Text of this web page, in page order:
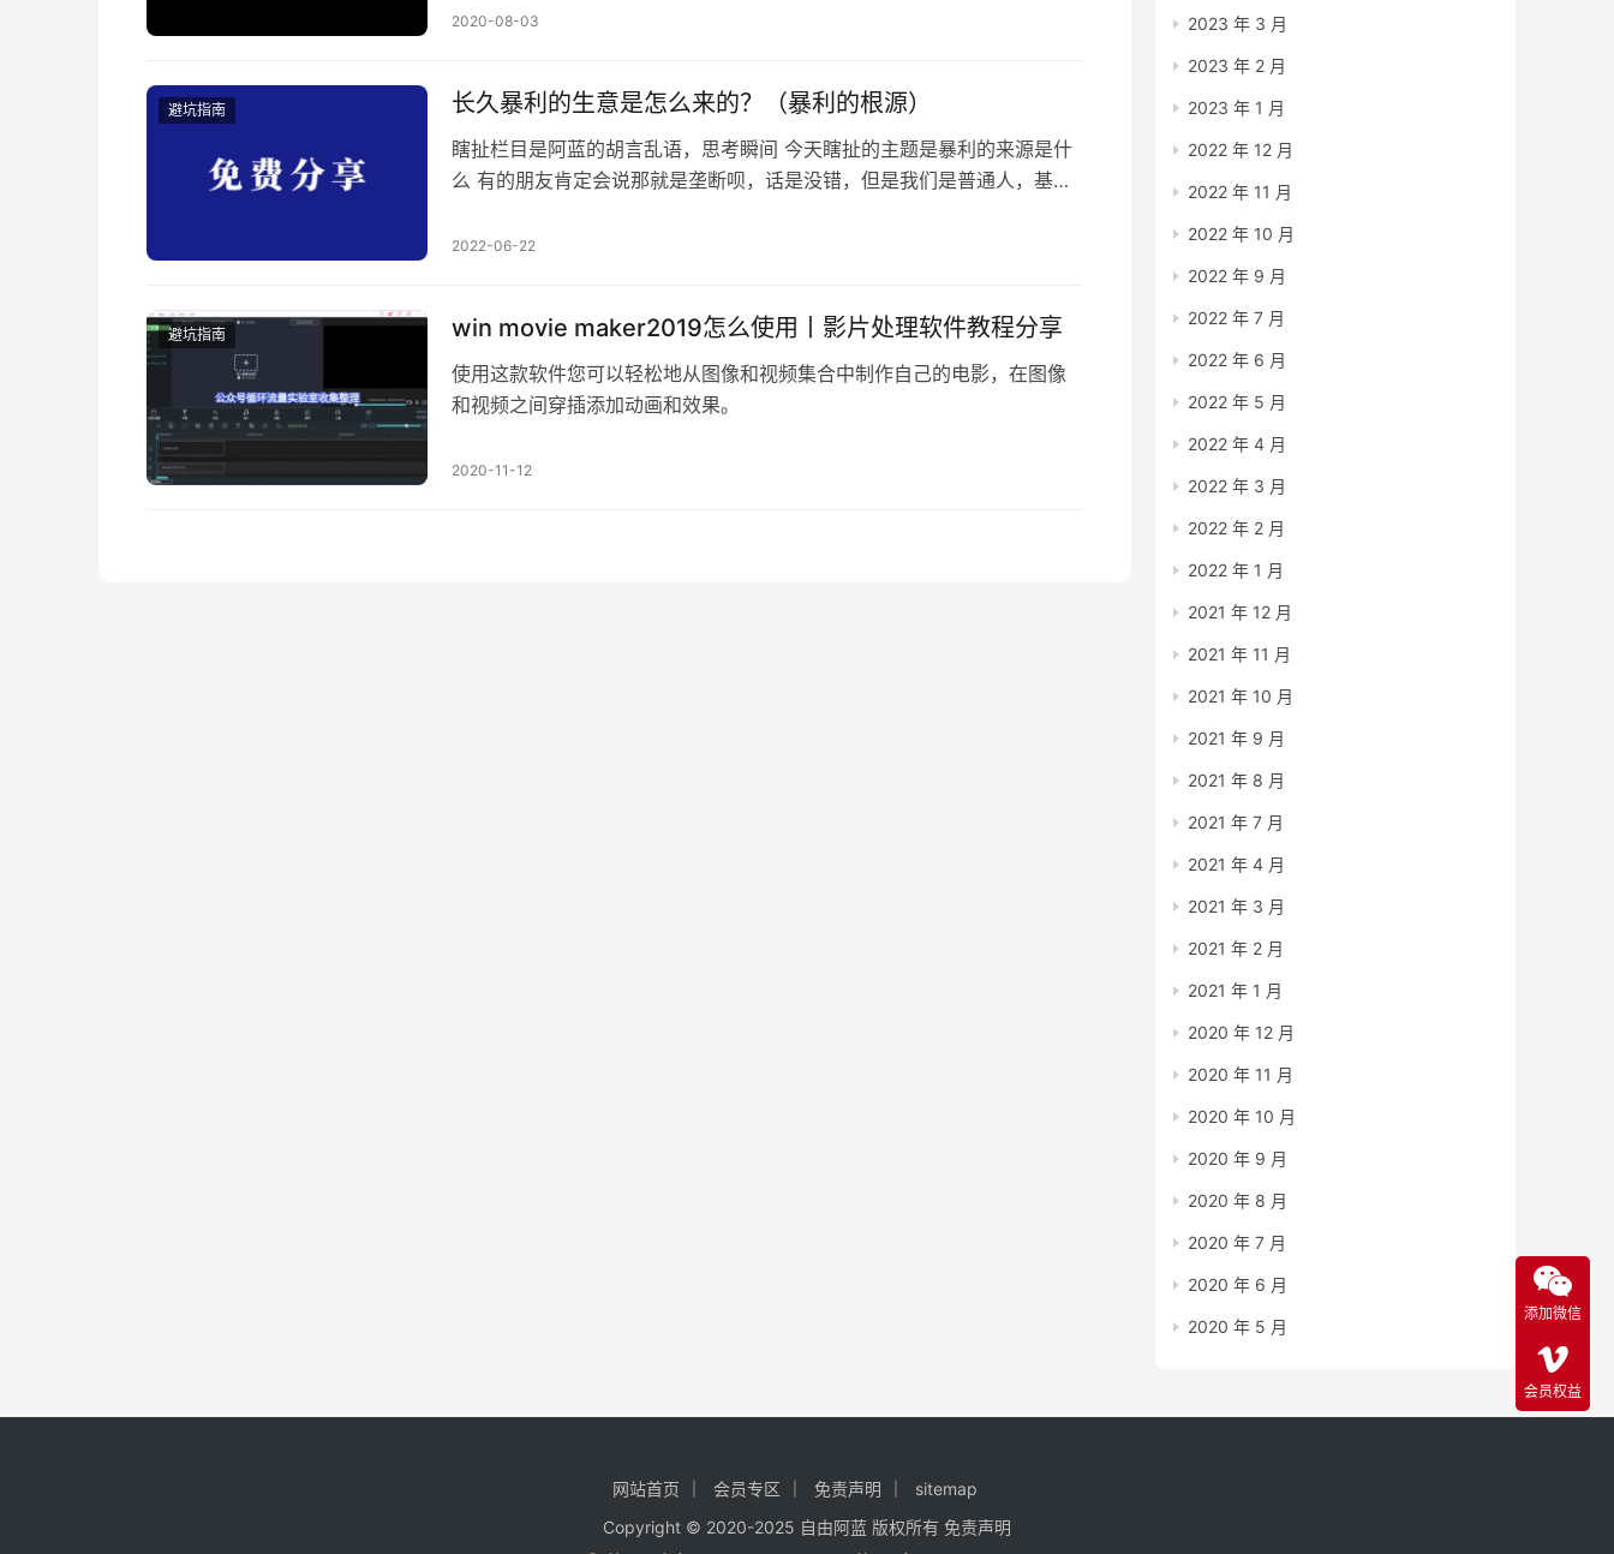
解开店就是为了有收益。 网上开店和线下开店本质是一样的，都是靠流量
2020-08-03
避坑指南 长久暴利的生意是怎么来的？（暴利的根源）
瞎扯栏目是阿蓝的胡言乱语，思考瞬间 今天瞎扯的主题是暴利的来源是什
么 有的朋友肯定会说那就是垄断呗，话是没错，但是我们是普通人，基本
面 一个是低成本，这个很好理解成本低了利润就高了 一个是高溢价，也就
2022-06-22
避坑指南 win movie maker2019怎么使用丨影片处理软件教程分享
使用这款软件您可以轻松地从图像和视频集合中制作自己的电影，在图像
和视频之间穿插添加动画和效果。
2020-11-12
2023 年 3 月
2023 年 2 月
2023 年 1 月
2022 年 12 月
2022 年 11 月
2022 年 10 月
2022 年 9 月
2022 年 7 月
2022 年 6 月
2022 年 5 月
2022 年 4 月
2022 年 3 月
2022 年 2 月
2022 年 1 月
2021 年 12 月
2021 年 11 月
2021 年 10 月
2021 年 9 月
2021 年 8 月
2021 年 7 月
2021 年 4 月
2021 年 3 月
2021 年 2 月
2021 年 1 月
2020 年 12 月
2020 年 11 月
2020 年 10 月
2020 年 9 月
2020 年 8 月
2020 年 7 月
2020 年 6 月
2020 年 5 月
网站首页 会员专区 免责声明
sitemap
Copyright © 2020-2025 自由阿蓝 版权所有 免责声明
添加微信
会员权益